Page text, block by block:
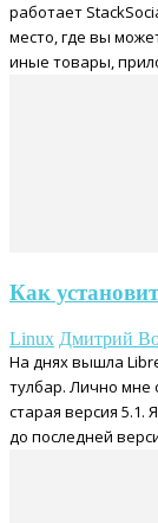
работает
место, где вы
иные товары,
Как
Linux Дмитрий
На днях вышла
тулбар. Лично мне
старая версия 5.1.
до последней